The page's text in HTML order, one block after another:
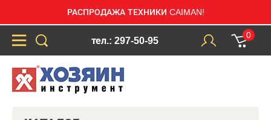
РАСПРОДАЖА ТЕХНИКИ CAIMAN!
тел.: 297-50-95
0